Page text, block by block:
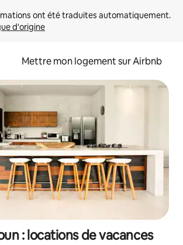
d'origine
Mettre mon logement sur Airbnb
: locations de vacances